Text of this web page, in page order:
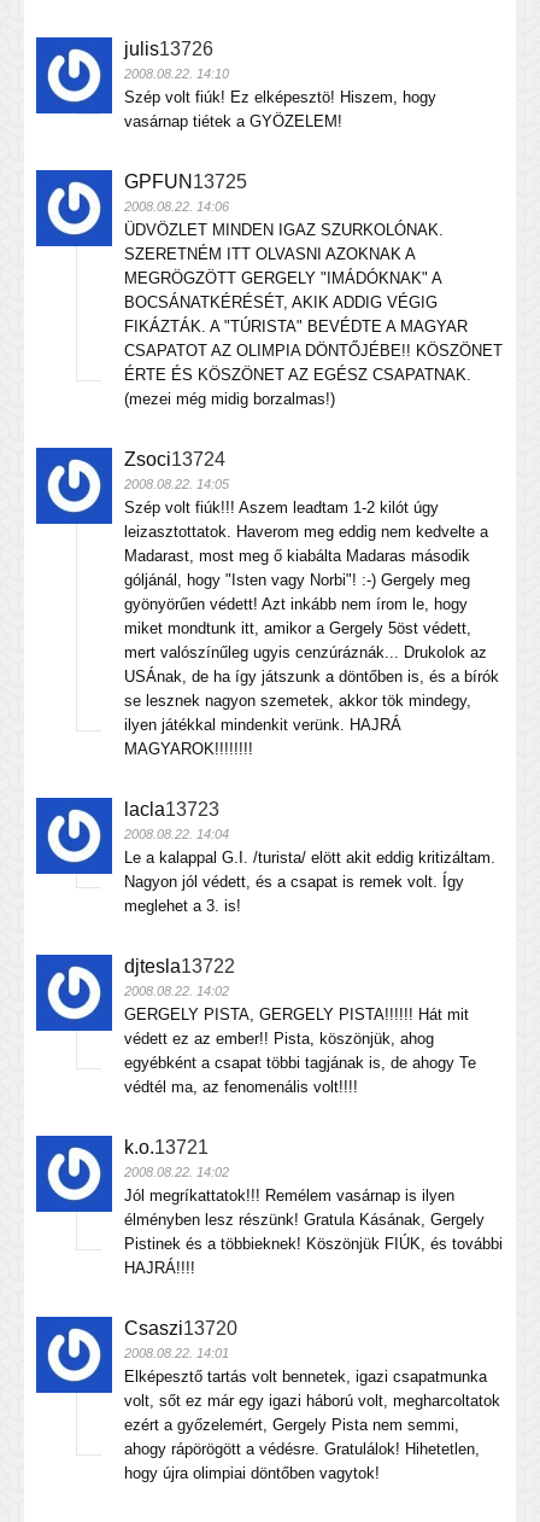
julis13726
2008.08.22. 14:10
Szép volt fiúk! Ez elképesztö! Hiszem, hogy
vasárnap tiétek a GYÖZELEM!
GPFUN 13725
2008.08.22. 14:06
ÜDVÖZLET MINDEN IGAZ SZURKOLÓNAK.
SZERETNÉM ITT OLVASNI AZOKNAK A
MEGRÖGZÖTT GERGELY "IMÁDÓKNAK" A
BOCSÁNATKÉRÉSÉT, AKIK ADDIG VÉGIG
FIKÁZTÁK. A "TÚRISTA" BEVÉDTE A MAGYAR
CSAPATOT AZ OLIMPIA DÖNTŐJÉBE!! KÖSZÖNET
ÉRTE ÉS KÖSZÖNET AZ EGÉSZ CSAPATNAK.
(mezei még midig borzalmas!)
Zsoci13724
2008.08.22. 14:05
Szép volt fiúk!!! Aszem leadtam 1-2 kilót úgy
leizasztottatok. Haverom meg eddig nem kedvelte a
Madarast, most meg ő kiabálta Madaras második
góljánál, hogy "Isten vagy Norbi"! :-) Gergely meg
gyönyörűen védett! Azt inkább nem írom le, hogy
miket mondtunk itt, amikor a Gergely 5öst védett,
mert valószínűleg ugyis cenzúráznák... Drukolok az
USÁnak, de ha így játszunk a döntőben is, és a bírók
se lesznek nagyon szemetek, akkor tök mindegy,
ilyen játékkal mindenkit verünk. HAJRÁ
MAGYAROK!!!!!!!!
lacla13723
2008.08.22. 14:04
Le a kalappal G.I. /turista/ elött akit eddig kritizáltam.
Nagyon jól védett, és a csapat is remek volt. Így
meglehet a 3. is!
djtesla13722
2008.08.22. 14:02
GERGELY PISTA, GERGELY PISTA!!!!!! Hát mit
védett ez az ember!! Pista, köszönjük, ahog
egyébként a csapat többi tagjának is, de ahogy Te
védtél ma, az fenomenális volt!!!!
k.o.13721
2008.08.22. 14:02
Jól megríkattatok!!! Remélem vasárnap is ilyen
élményben lesz részünk! Gratula Kásának, Gergely
Pistinek és a többieknek! Köszönjük FIÚK, és további
HAJRÁ!!!!
Csaszi13720
2008.08.22. 14:01
Elképesztő tartás volt bennetek, igazi csapatmunka
volt, sőt ez már egy igazi háború volt, megharcoltatok
ezért a győzelemért, Gergely Pista nem semmi,
ahogy rápörögött a védésre. Gratulálok! Hihetetlen,
hogy újra olimpiai döntőben vagytok!